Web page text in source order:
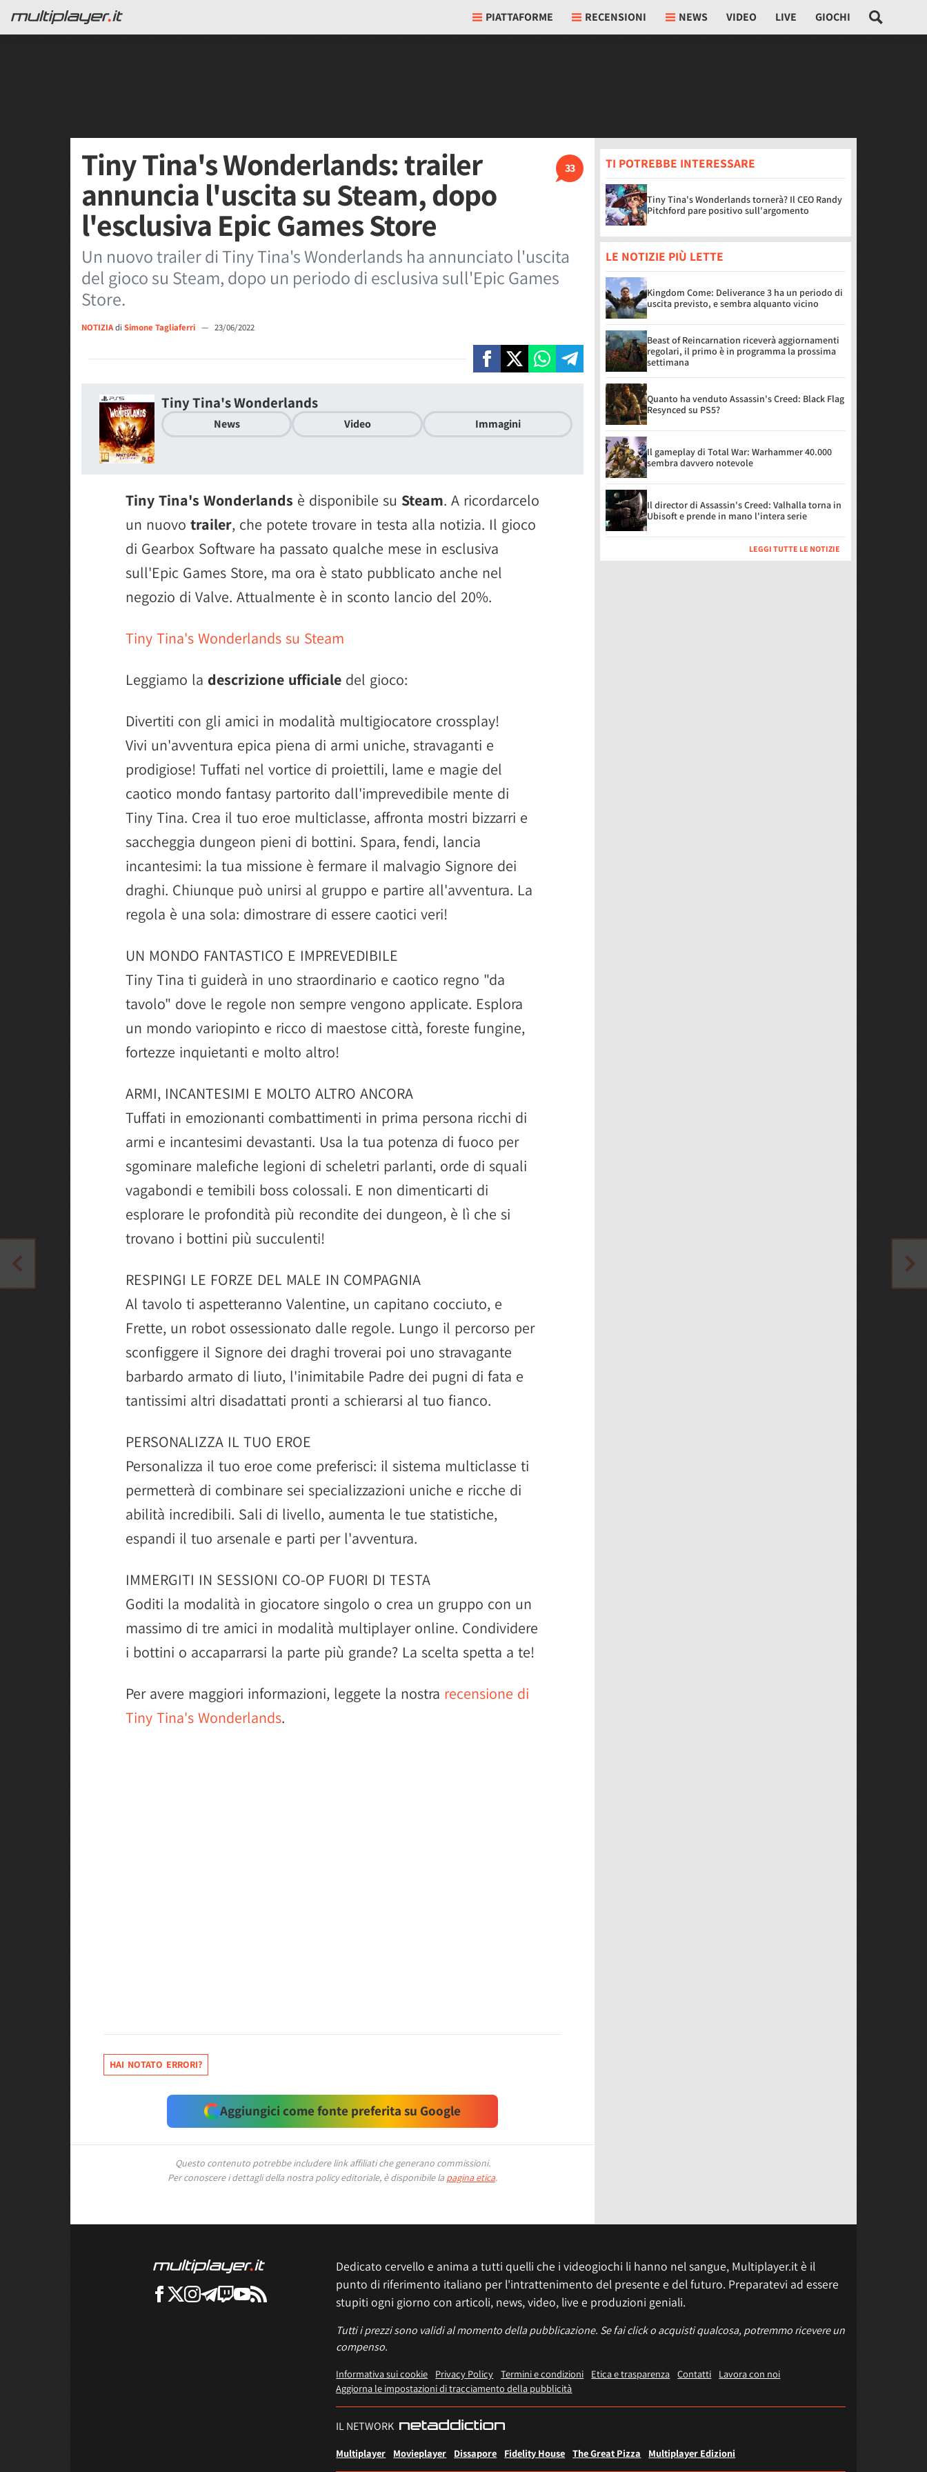
PIATTAFORME RECENSIONI NEWS VIDEO LIVE GIOCHI
33
Tiny Tina's Wonderlands: trailer
annuncia l'uscita su Steam, dopo
l'esclusiva Epic Games Store
Un nuovo trailer di Tiny Tina's Wonderlands ha annunciato l'uscita
del gioco su Steam, dopo un periodo di esclusiva sull'Epic Games
Store.
NOTIZIAdi Simone Tagliaferri — 23/06/2022
Tiny Tina's Wonderlands
News Video Immagini
Tiny Tina's Wonderlands è disponibile su Steam. A ricordarcelo
un nuovo trailer, che potete trovare in testa alla notizia. Il gioco
di Gearbox Software ha passato qualche mese in esclusiva
sull'Epic Games Store, ma ora è stato pubblicato anche nel
negozio di Valve. Attualmente è in sconto lancio del 20%.
Tiny Tina's Wonderlands su Steam
Leggiamo la descrizione ufficiale del gioco:
Divertiti con gli amici in modalità multigiocatore crossplay!
Vivi un'avventura epica piena di armi uniche, stravaganti e
prodigiose! Tuffati nel vortice di proiettili, lame e magie del
caotico mondo fantasy partorito dall'imprevedibile mente di
Tiny Tina. Crea il tuo eroe multiclasse, affronta mostri bizzarri e
saccheggia dungeon pieni di bottini. Spara, fendi, lancia
incantesimi: la tua missione è fermare il malvagio Signore dei
draghi. Chiunque può unirsi al gruppo e partire all'avventura. La
regola è una sola: dimostrare di essere caotici veri!
UN MONDO FANTASTICO E IMPREVEDIBILE
Tiny Tina ti guiderà in uno straordinario e caotico regno "da
tavolo" dove le regole non sempre vengono applicate. Esplora
un mondo variopinto e ricco di maestose città, foreste fungine,
fortezze inquietanti e molto altro!
ARMI, INCANTESIMI E MOLTO ALTRO ANCORA
Tuffati in emozionanti combattimenti in prima persona ricchi di
armi e incantesimi devastanti. Usa la tua potenza di fuoco per
sgominare malefiche legioni di scheletri parlanti, orde di squali
vagabondi e temibili boss colossali. E non dimenticarti di
esplorare le profondità più recondite dei dungeon, è lì che si
trovano i bottini più succulenti!
RESPINGI LE FORZE DEL MALE IN COMPAGNIA
Al tavolo ti aspetteranno Valentine, un capitano cocciuto, e
Frette, un robot ossessionato dalle regole. Lungo il percorso per
sconfiggere il Signore dei draghi troverai poi uno stravagante
barbardo armato di liuto, l'inimitabile Padre dei pugni di fata e
tantissimi altri disadattati pronti a schierarsi al tuo fianco.
PERSONALIZZA IL TUO EROE
Personalizza il tuo eroe come preferisci: il sistema multiclasse ti
permetterà di combinare sei specializzazioni uniche e ricche di
abilità incredibili. Sali di livello, aumenta le tue statistiche,
espandi il tuo arsenale e parti per l'avventura.
IMMERGITI IN SESSIONI CO-OP FUORI DI TESTA
Goditi la modalità in giocatore singolo o crea un gruppo con un
massimo di tre amici in modalità multiplayer online. Condividere
i bottini o accaparrarsi la parte più grande? La scelta spetta a te!
Per avere maggiori informazioni, leggete la nostra recensione di
Tiny Tina's Wonderlands.
HAI NOTATO ERRORI?
Aggiungici come fonte preferita su Google
Questo contenuto potrebbe includere link affiliati che generano commissioni.
Per conoscere i dettagli della nostra policy editoriale, è disponibile la pagina etica.
TI POTREBBE INTERESSARE
Tiny Tina's Wonderlands tornerà? Il CEO Randy
Pitchford pare positivo sull'argomento
LE NOTIZIE PIÙ LETTE
Kingdom Come: Deliverance 3 ha un periodo di
uscita previsto, e sembra alquanto vicino
Beast of Reincarnation riceverà aggiornamenti
regolari, il primo è in programma la prossima
settimana
Quanto ha venduto Assassin's Creed: Black Flag
Resynced su PS5?
Il gameplay di Total War: Warhammer 40.000
sembra davvero notevole
Il director di Assassin's Creed: Valhalla torna in
Ubisoft e prende in mano l'intera serie
LEGGI TUTTE LE NOTIZIE
Dedicato cervello e anima a tutti quelli che i videogiochi li hanno nel sangue, Multiplayer.it è il
punto di riferimento italiano per l'intrattenimento del presente e del futuro. Preparatevi ad essere
stupiti ogni giorno con articoli, news, video, live e produzioni geniali.
Tutti i prezzi sono validi al momento della pubblicazione. Se fai click o acquisti qualcosa, potremmo ricevere un
compenso.
Informativa sui cookie Privacy Policy Termini e condizioni Etica e trasparenza Contatti
Lavora con noi
Aggiorna le impostazioni di tracciamento della pubblicità
IL NETWORK
Multiplayer Movieplayer Dissapore Fidelity House The Great Pizza Multiplayer Edizioni